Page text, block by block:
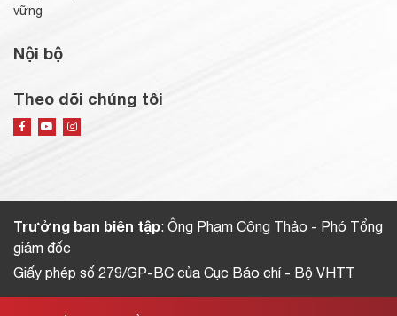
vững
Nội bộ
Theo dõi chúng tôi
Trưởng ban biên tập: Ông Phạm Công Thảo - Phó Tổng
giám đốc
Giấy phép số 279/GP-BC của Cục Báo chí - Bộ VHTT